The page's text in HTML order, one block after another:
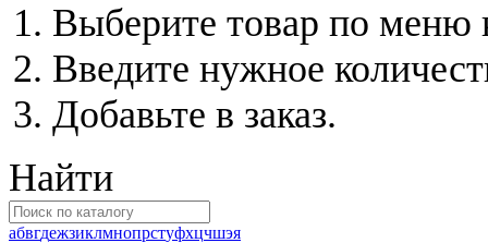
Выберите товар по меню
Введите нужное
Добавьте в заказ.
Найти
абвгдежзиклмнопрстуфхцчшэя